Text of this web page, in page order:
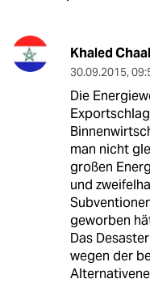
Khaled
30.09.2015,
Die
man nicht
großen
und
geworben
Das
wegen der